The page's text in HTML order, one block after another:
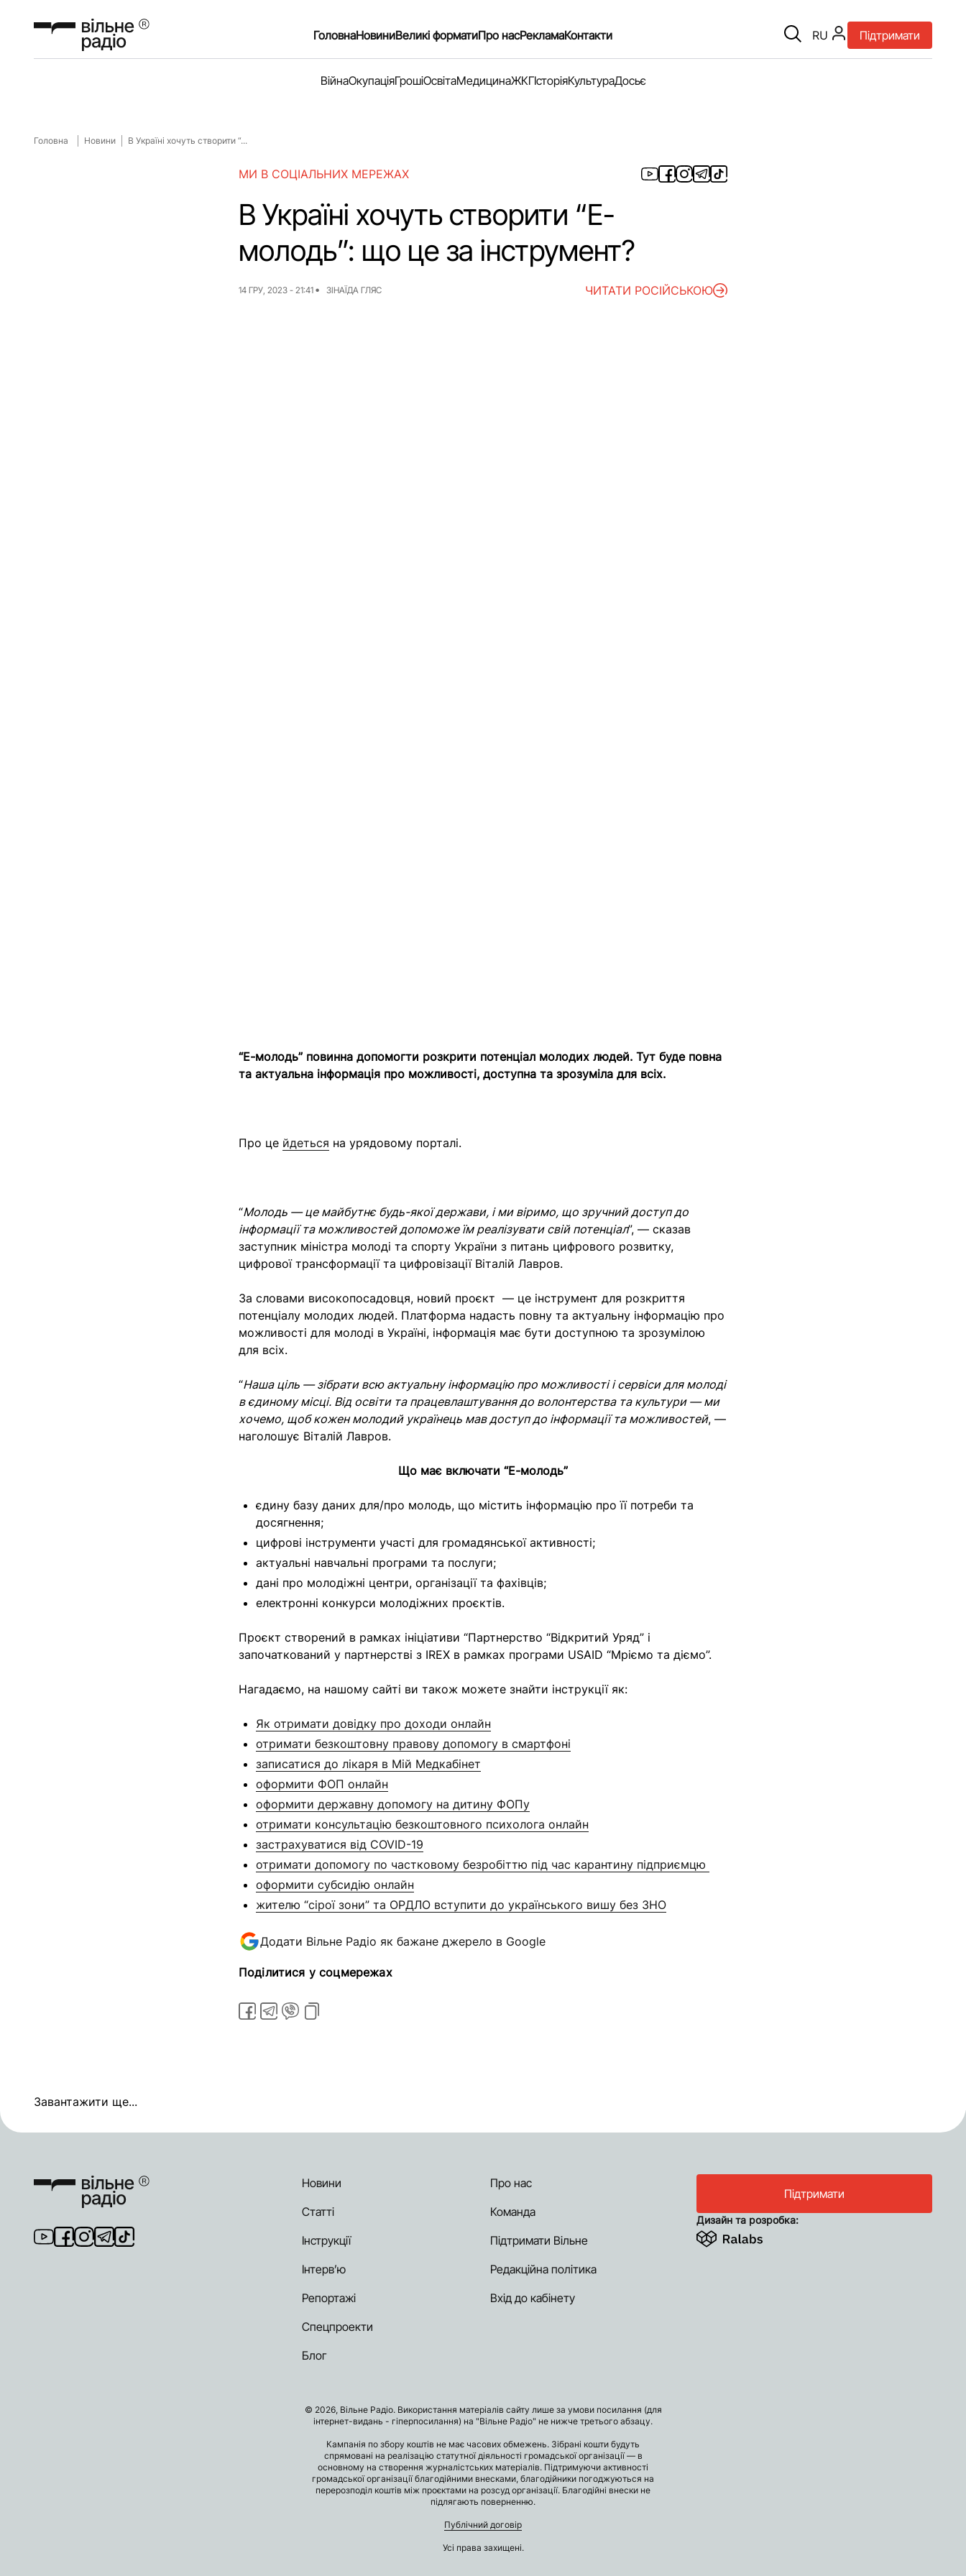
ГоловнаНовиниВеликі форматиПро насРекламаКонтакти RU Підтримати
ВійнаОкупаціяГрошіОсвітаМедицинаЖКГІсторіяКультураДосьє
Головна Новини В Україні хочуть створити “...
МИ В СОЦІАЛЬНИХ МЕРЕЖАХ
В Україні хочуть створити “Е-
молодь”: що це за інструмент?
14 ГРУ, 2023 - 21:41 ЗІНАЇДА ГЛЯС ЧИТАТИ РОСІЙСЬКОЮ
“Е-молодь” повинна допомогти розкрити потенціал молодих людей. Тут буде повна
та актуальна інформація про можливості, доступна та зрозуміла для всіх.
Про це йдеться на урядовому порталі.
“Молодь — це майбутнє будь-якої держави, і ми віримо, що зручний доступ до
інформації та можливостей допоможе їм реалізувати свій потенціал”, — сказав
заступник міністра молоді та спорту України з питань цифрового розвитку,
цифрової трансформації та цифровізації Віталій Лавров.
За словами високопосадовця, новий проєкт — це інструмент для розкриття
потенціалу молодих людей. Платформа надасть повну та актуальну інформацію про
можливості для молоді в Україні, інформація має бути доступною та зрозумілою
для всіх.
“Наша ціль — зібрати всю актуальну інформацію про можливості і сервіси для молоді
в єдиному місці. Від освіти та працевлаштування до волонтерства та культури — ми
хочемо, щоб кожен молодий українець мав доступ до інформації та можливостей, —
наголошує Віталій Лавров.
Що має включати “Е-молодь”
єдину базу даних для/про молодь, що містить інформацію про її потреби та
досягнення;
цифрові інструменти участі для громадянської активності;
актуальні навчальні програми та послуги;
дані про молодіжні центри, організації та фахівців;
електронні конкурси молодіжних проєктів.
Проєкт створений в рамках ініціативи “Партнерство “Відкритий Уряд” і
започаткований у партнерстві з IREX в рамках програми USAID “Мріємо та діємо”.
Нагадаємо, на нашому сайті ви також можете знайти інструкції як:
Як отримати довідку про доходи онлайн
отримати безкоштовну правову допомогу в смартфоні
записатися до лікаря в Мій Медкабінет
оформити ФОП онлайн
оформити державну допомогу на дитину ФОПу
отримати консультацію безкоштовного психолога онлайн
застрахуватися від COVID-19
отримати допомогу по частковому безробіттю під час карантину підприємцю
оформити субсидію онлайн
жителю “сірої зони” та ОРДЛО вступити до українського вишу без ЗНО
Додати Вільне Радіо як бажане джерело в Google
Поділитися у соцмережах
Завантажити ще...
Новини
Статті
Інструкції
Інтерв’ю
Репортажі
Спецпроекти
Блог
Про нас
Команда
Підтримати Вільне
Редакційна політика
Вхід до кабінету
Підтримати
Дизайн та розробка:
© 2026, Вільне Радіо. Використання матеріалів сайту лише за умови посилання (для
інтернет-видань - гіперпосилання) на "Вільне Радіо" не нижче третього абзацу.
Кампанія по збору коштів не має часових обмежень. Зібрані кошти будуть
спрямовані на реалізацію статутної діяльності громадської організації — в
основному на створення журналістських матеріалів. Підтримуючи активності
громадської організації благодійними внесками, благодійники погоджуються на
перерозподіл коштів між проєктами на розсуд організації. Благодійні внески не
підлягають поверненню.
Публічний договір
Усі права захищені.